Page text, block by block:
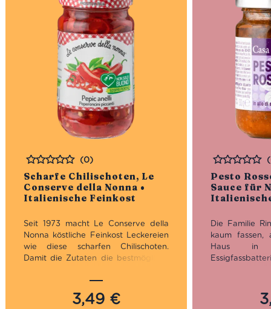
Scharfe Chilischoten, Le
Conserve della Nonna •
Italienische Feinkost
Bewertet
(0)
Seit 1973 macht Le Conserve della
Nonna köstliche Feinkost Leckereien
wie diese scharfen Chilischoten.
Damit die Zutaten die bestmögliche
angebaut. Die Acker der Emilia-
Romagna sind nun mal der Grund
dafür, dass man sich hier wie im
3,49 €
Pesto
Sauce für
Bewertet
Die Familie
kaum
Haus in
als
Modena